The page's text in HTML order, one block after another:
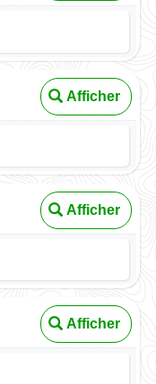
Afficher
Afficher
Afficher